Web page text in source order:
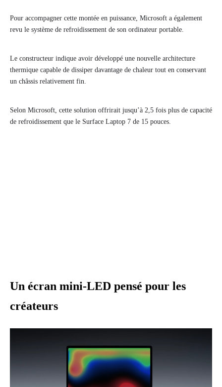
Pour accompagner cette montée en puissance, Microsoft a également
revu le système de refroidissement de son ordinateur portable.
Le constructeur indique avoir développé une nouvelle architecture
thermique capable de dissiper davantage de chaleur tout en conservant
un châssis relativement fin.
Selon Microsoft, cette solution offrirait jusqu’à 2,5 fois plus de capacité
de refroidissement que le Surface Laptop 7 de 15 pouces.
Un écran mini-LED pensé pour les
créateurs